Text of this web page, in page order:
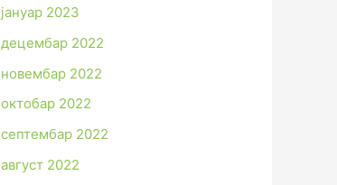
јануар 2023
децембар 2022
новембар 2022
октобар 2022
септембар 2022
август 2022